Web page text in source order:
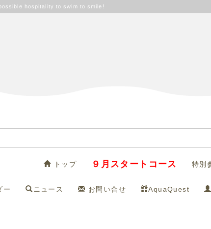
hospitality to swim to smile!
トップ ９月スタートコース 特別
ー ニュース お問い合せ AquaQuest